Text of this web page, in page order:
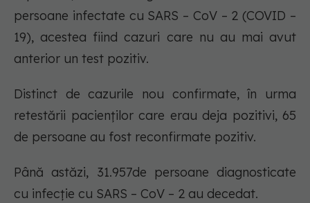
persoane infectate cu SARS – CoV – 2 (COVID –
19), acestea fiind cazuri care nu au mai avut
anterior un test pozitiv.
Distinct de cazurile nou confirmate, în urma
retestării pacienților care erau deja pozitivi, 65
de persoane au fost reconfirmate pozitiv.
Până astăzi, 31.957de persoane diagnosticate
cu infecție cu SARS – CoV – 2 au decedat.